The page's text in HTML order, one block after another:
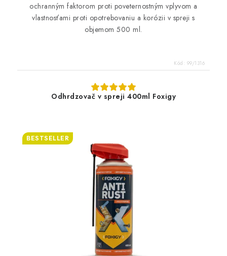
ochranným faktorom proti poveternostným vplyvom a
vlastnosťami proti opotrebovaniu a korózii v spreji s
objemom 500 ml.
Kód: 99/1316
Odhrdzovač v spreji 400ml Foxigy
BESTSELLER